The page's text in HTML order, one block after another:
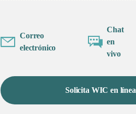
Correo
electrónico
Chat
en
vivo
Solicita WIC en línea